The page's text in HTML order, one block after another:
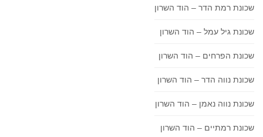
שכונת רמת הדר – הוד השרון
שכונת גיל עמל – הוד השרון
שכונת הפרחים – הוד השרון
שכונת נווה הדר – הוד השרון
שכונת נווה נאמן – הוד השרון
שכונת רמתיים – הוד השרון